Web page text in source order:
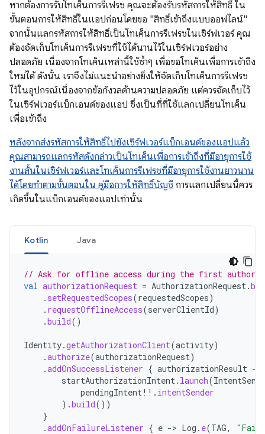
หากต้องการรับโทเค็นการรีเฟรช คุณจะต้องรับรหัสการให้สิทธิ์ ใน
ขั้นตอนการให้สิทธิ์ในแอปก่อนโดยขอ "สิทธิ์เข้าถึงแบบออฟไลน์"
จากนั้นแลกรหัสการให้สิทธิ์เป็นโทเค็นการรีเฟรชในเซิร์ฟเวอร์ คุณ
ต้องจัดเก็บโทเค็นการรีเฟรชที่ใช้ได้นานไว้ในเซิร์ฟเวอร์อย่าง
ปลอดภัย เนื่องจากโทเค็นเหล่านี้ใช้ซ้ำๆ เพื่อขอโทเค็นเพื่อการเข้าถึง
ใหม่ได้ ดังนั้น เราจึงไม่แนะนำอย่างยิ่งให้จัดเก็บโทเค็นการรีเฟรช
ไว้ในอุปกรณ์เนื่องจากข้อกังวลด้านความปลอดภัย แต่ควรจัดเก็บไว้
ในเซิร์ฟเวอร์แบ็กเอนด์ของแอป ซึ่งเป็นที่ที่ใช้แลกเปลี่ยนโทเค็น
เพื่อเข้าถึง
หลังจากส่งรหัสการให้สิทธิ์ไปยังเซิร์ฟเวอร์แบ็กเอนด์ของแอปแล้ว
คุณสามารถแลกรหัสดังกล่าวเป็นโทเค็นเพื่อการเข้าถึงที่มีอายุการใช้
งานสั้นในเซิร์ฟเวอร์และโทเค็นการรีเฟรชที่มีอายุการใช้งานยาวนาน
ได้โดยทำตามขั้นตอนใน คู่มือการให้สิทธิ์บัญชี การแลกเปลี่ยนนี้ควร
เกิดขึ้นในแบ็กเอนด์ของแอปเท่านั้น
Kotlin Java
// Ask for offline access during the first
val authorizationRequest = AuthorizationRequest.
. setRequestedScopes(requestedScopes)
. requestOfflineAccess(serverClientId)
.build()
Identity.getAuthorizationClient(activity)
.authorize(authorizationRequest)
.addOnSuccessListener { authorizationResult -
startAuthorizationIntent. launch(
pendingIntent!! . intentSender
).build())
}
.addOnFailureListener { e -> Log . e(TAG,